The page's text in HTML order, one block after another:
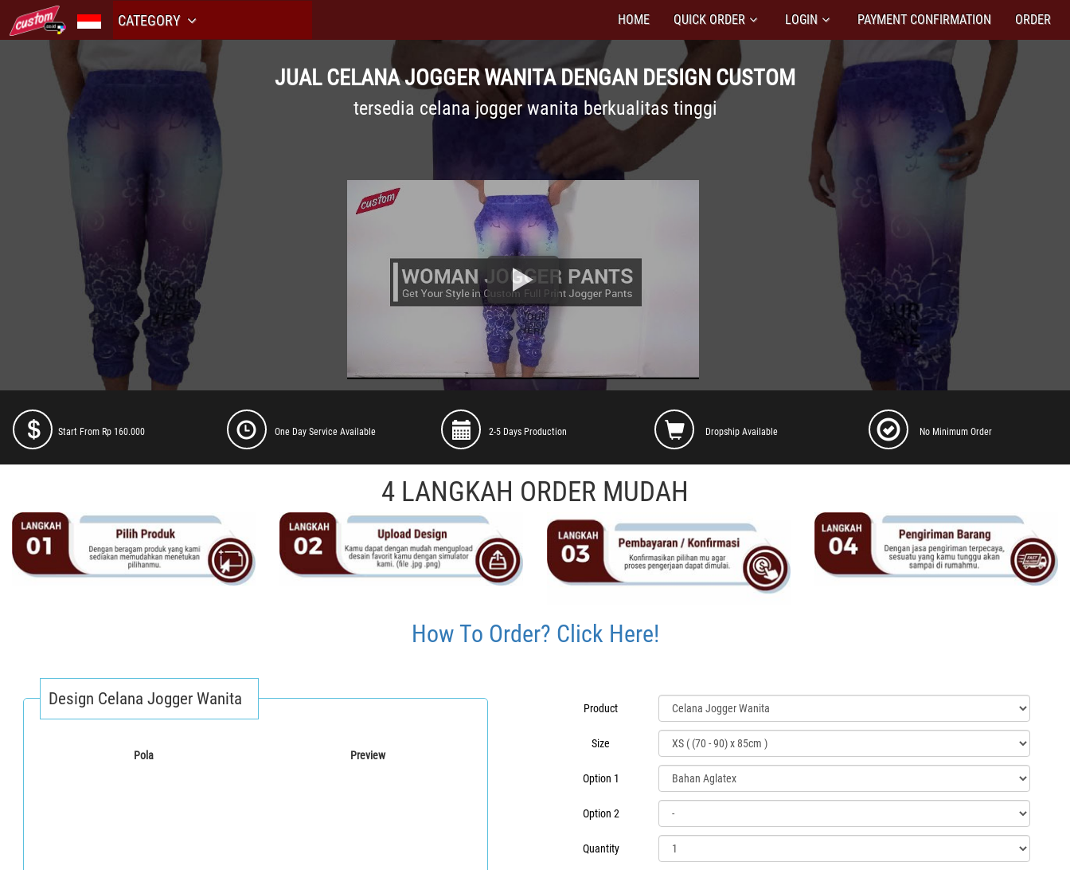
CATEGORY HOME QUICK ORDER LOGIN PAYMENT CONFIRMATION ORDER
JUAL CELANA JOGGER WANITA DENGAN DESIGN CUSTOM
tersedia celana jogger wanita berkualitas tinggi
Start From Rp 160.000 One Day Service Available 2-5 Days Production Dropship Available No Minimum Order
4 LANGKAH ORDER MUDAH
How To Order? Click Here!
Design Celana Jogger Wanita
Pola Preview
Product
Size
Option 1
Option 2
Quantity